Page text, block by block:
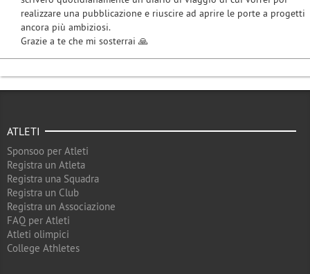
realizzare una pubblicazione e riuscire ad aprire le porte a progetti
ancora più ambiziosi.
Grazie a te che mi sosterrai 🙏
ATLETI
Sponsoo per Atleti
Registra un Atleta
Registra una Squadra
Registra un Club
Registra un Associazione
FAQ per Atleti
Atleti olimpici
College Athletes